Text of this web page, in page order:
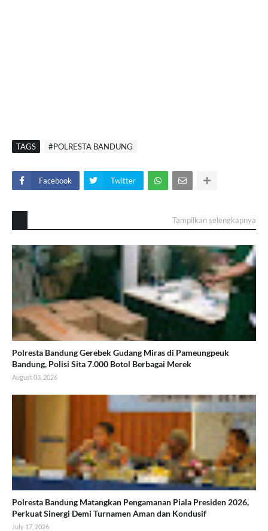
TAGS #POLRESTA BANDUNG
Facebook Twitter
Tampilkan selengkapnya
Polresta Bandung Gerebek Gudang Miras di Pameungpeuk
Bandung, Polisi Sita 7.000 Botol Berbagai Merek
August 08, 2026
Polresta Bandung Matangkan Pengamanan Piala Presiden 2026,
Perkuat Sinergi Demi Turnamen Aman dan Kondusif
July 17, 2026